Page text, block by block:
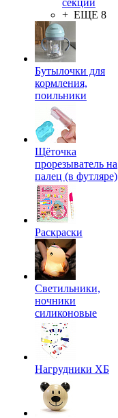
секции
+ ЕЩЕ 8
Бутылочки для
кормления,
поильники
Щёточка
прорезыватель на
палец (в футляре)
Раскраски
Светильники,
ночники
силиконовые
Нагрудники ХБ